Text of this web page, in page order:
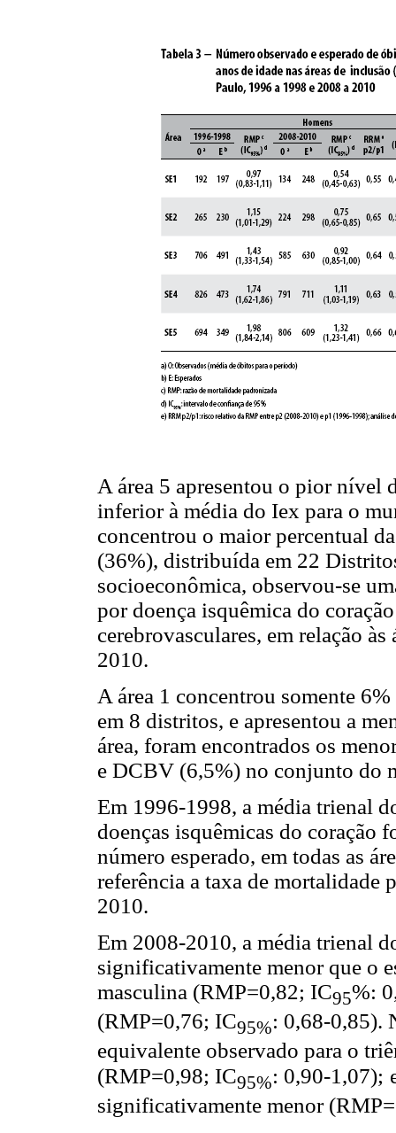
A área 5 apresentou o pior nível
inferior à média do Iex para o
concentrou o maior percentual
(36%), distribuída em 22
socioeconômica, observou-se
por doença isquêmica do
cerebrovasculares, em relação
2010.
A área 1 concentrou somente
em 8 distritos, e apresentou a
área, foram encontrados os
e DCBV (6,5%) no conjunto do
Em 1996-1998, a média trienal
doenças isquêmicas do coração
número esperado, em todas as
referência a taxa de mortalidade
2010.
Em 2008-2010, a média trienal
significativamente menor que o
masculina (RMP=0,82; IC95%:
(RMP=0,76; IC95%: 0,68-0,85).
equivalente observado para o
(RMP=0,98; IC95%: 0,90-1,07);
significativamente menor